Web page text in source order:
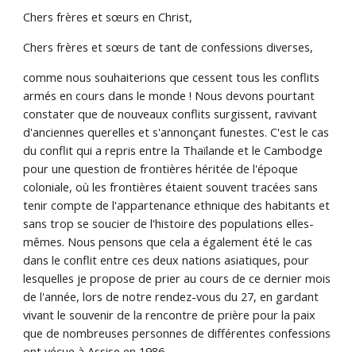
Chers frères et sœurs en Christ,
Chers frères et sœurs de tant de confessions diverses,
comme nous souhaiterions que cessent tous les conflits
armés en cours dans le monde ! Nous devons pourtant
constater que de nouveaux conflits surgissent, ravivant
d'anciennes querelles et s'annonçant funestes. C'est le cas
du conflit qui a repris entre la Thaïlande et le Cambodge
pour une question de frontières héritée de l'époque
coloniale, où les frontières étaient souvent tracées sans
tenir compte de l'appartenance ethnique des habitants et
sans trop se soucier de l'histoire des populations elles-
mêmes. Nous pensons que cela a également été le cas
dans le conflit entre ces deux nations asiatiques, pour
lesquelles je propose de prier au cours de ce dernier mois
de l'année, lors de notre rendez-vous du 27, en gardant
vivant le souvenir de la rencontre de prière pour la paix
que de nombreuses personnes de différentes confessions